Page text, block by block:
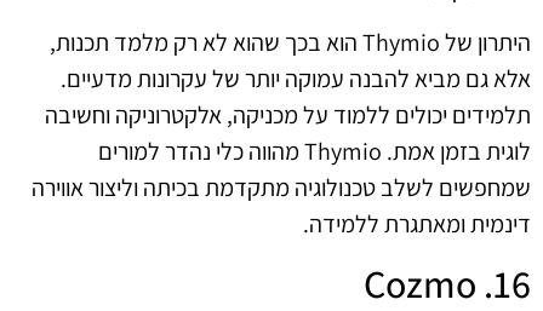
היתרון של Thymio הוא בכך שהוא לא רק מלמד תכנות,
אלא גם מביא להבנה עמוקה יותר של עקרונות מדעיים.
תלמידים יכולים ללמוד על מכניקה, אלקטרוניקה וחשיבה
לוגית בזמן אמת. Thymio מהווה כלי נהדר למורים
שמחפשים לשלב טכנולוגיה מתקדמת בכיתה וליצור אווירה
דינמית ומאתגרת ללמידה.
16. Cozmo